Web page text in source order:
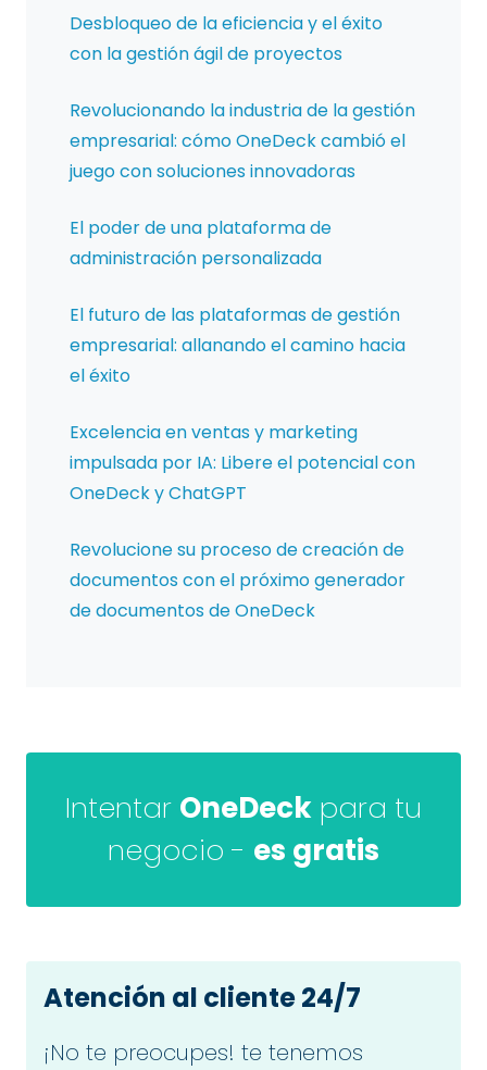
Desbloqueo de la eficiencia y el éxito
con la gestión ágil de proyectos
Revolucionando la industria de la gestión
empresarial: cómo OneDeck cambió el
juego con soluciones innovadoras
El poder de una plataforma de
administración personalizada
El futuro de las plataformas de gestión
empresarial: allanando el camino hacia
el éxito
Excelencia en ventas y marketing
impulsada por IA: Libere el potencial con
OneDeck y ChatGPT
Revolucione su proceso de creación de
documentos con el próximo generador
de documentos de OneDeck
Intentar OneDeck para tu
negocio - es gratis
Atención al cliente 24/7
¡No te preocupes! te tenemos